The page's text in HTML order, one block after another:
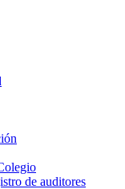
de auditores